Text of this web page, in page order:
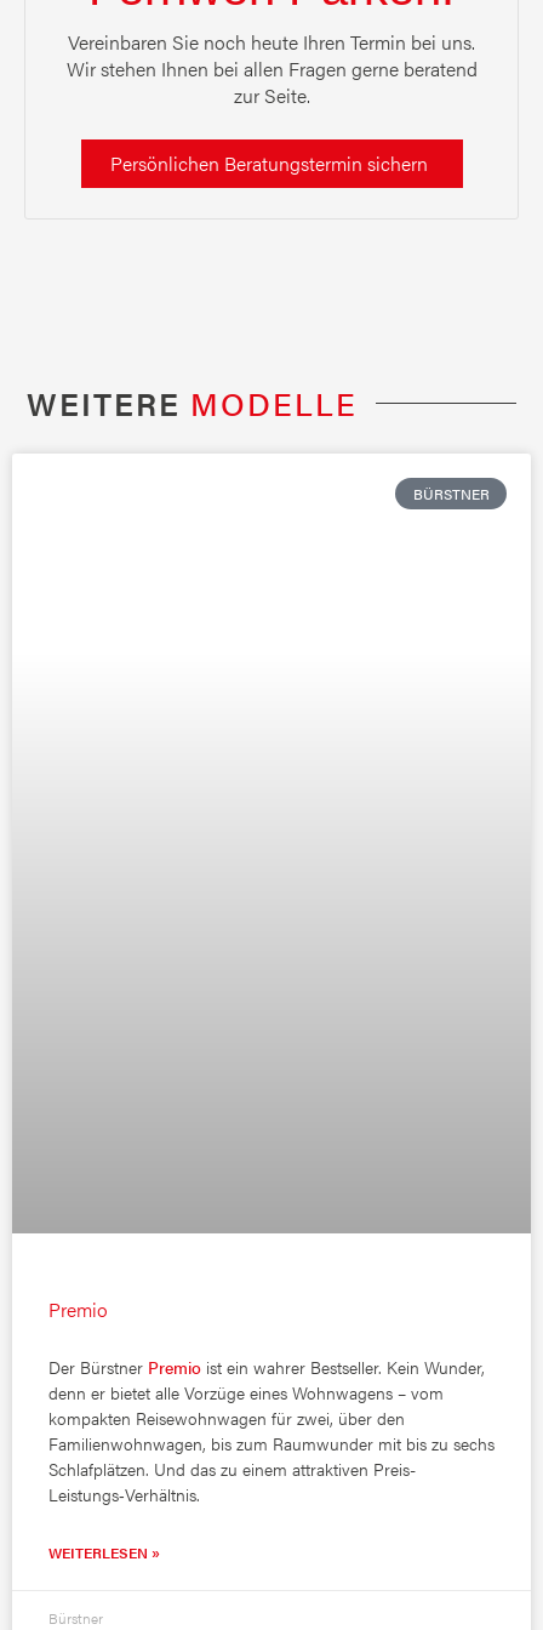
Vereinbaren Sie noch heute Ihren Termin bei uns.
Wir stehen Ihnen bei allen Fragen gerne beratend
zur Seite.
Persönlichen Beratungstermin sichern
WEITERE MODELLE
BÜRSTNER
Premio
Der Bürstner Premio ist ein wahrer Bestseller. Kein Wunder,
denn er bietet alle Vorzüge eines Wohnwagens – vom
kompakten Reisewohnwagen für zwei, über den
Familienwohnwagen, bis zum Raumwunder mit bis zu sechs
Schlafplätzen. Und das zu einem attraktiven Preis-
Leistungs‑Verhältnis.
WEITERLESEN »
Bürstner